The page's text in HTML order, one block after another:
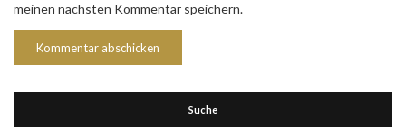
meinen nächsten Kommentar speichern.
Suche